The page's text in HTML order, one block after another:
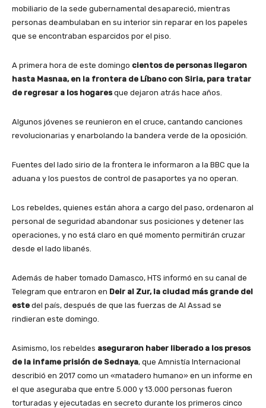
mobiliario de la sede gubernamental desapareció, mientras
personas deambulaban en su interior sin reparar en los papeles
que se encontraban esparcidos por el piso.
A primera hora de este domingo cientos de personas llegaron
hasta Masnaa, en la frontera de Líbano con Siria, para tratar
de regresar a los hogaresque dejaron atrás hace años.
Algunos jóvenes se reunieron en el cruce, cantando canciones
revolucionarias y enarbolando la bandera verde de la oposición.
Fuentes del lado sirio de la frontera le informaron a la BBC que la
aduana y los puestos de control de pasaportes ya no operan.
Los rebeldes, quienes están ahora a cargo del paso, ordenaron al
personal de seguridad abandonar sus posiciones y detener las
operaciones, y no está claro en qué momento permitirán cruzar
desde el lado libanés.
Además de haber tomado Damasco, HTS informó en su canal de
Telegram que entraron en Deir al Zur, la ciudad más grande del
este del país, después de que las fuerzas de Al Assad se
rindieran este domingo.
Asimismo, los rebeldes aseguraron haber liberado a los presos
de la infame prisión de Sednaya, que Amnistía Internacional
describió en 2017 como un «matadero humano» en un informe en
el que aseguraba que entre 5.000 y 13.000 personas fueron
torturadas y ejecutadas en secreto durante los primeros cinco